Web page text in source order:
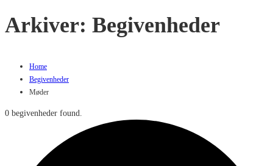
blæser
Arkiver: Begivenheder
Home
Begivenheder
Møder
0 begivenheder found.